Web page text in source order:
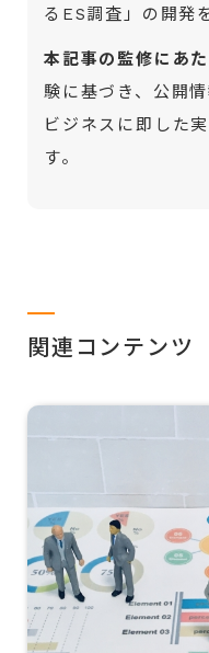
るES調査」の開発
本記事の監修にあた
験に基づき、公開
ビジネスに即した
す。
関連コンテンツ